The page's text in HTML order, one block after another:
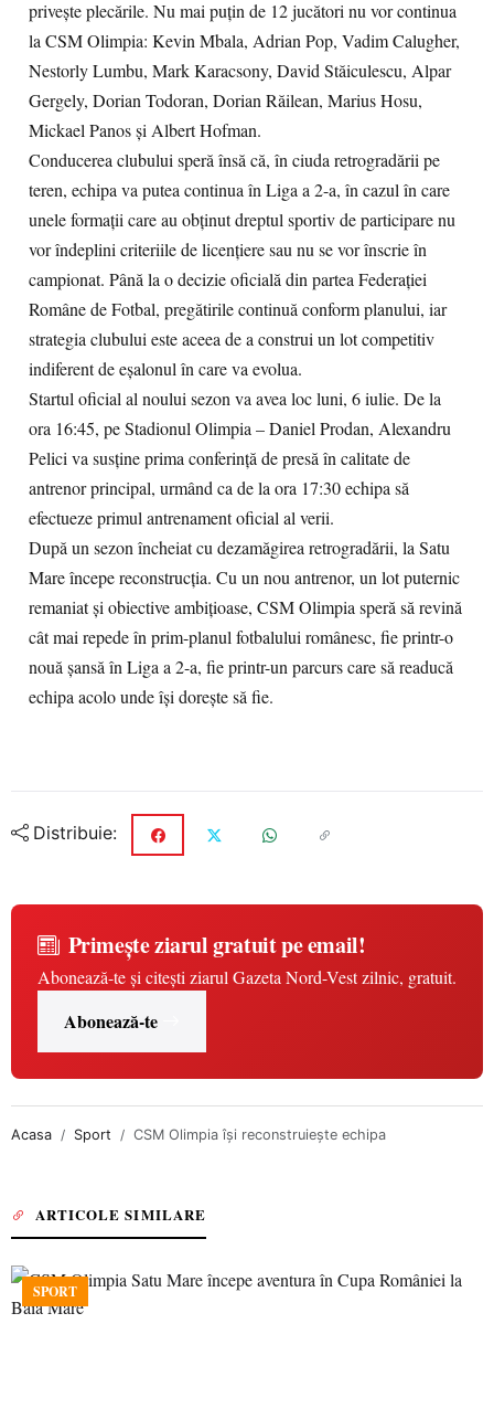
privește plecările. Nu mai puțin de 12 jucători nu vor continua
la CSM Olimpia: Kevin Mbala, Adrian Pop, Vadim Calugher,
Nestorly Lumbu, Mark Karacsony, David Stăiculescu, Alpar
Gergely, Dorian Todoran, Dorian Răilean, Marius Hosu,
Mickael Panos și Albert Hofman.
Conducerea clubului speră însă că, în ciuda retrogradării pe
teren, echipa va putea continua în Liga a 2-a, în cazul în care
unele formații care au obținut dreptul sportiv de participare nu
vor îndeplini criteriile de licențiere sau nu se vor înscrie în
campionat. Până la o decizie oficială din partea Federației
Române de Fotbal, pregătirile continuă conform planului, iar
strategia clubului este aceea de a construi un lot competitiv
indiferent de eșalonul în care va evolua.
Startul oficial al noului sezon va avea loc luni, 6 iulie. De la
ora 16:45, pe Stadionul Olimpia – Daniel Prodan, Alexandru
Pelici va susține prima conferință de presă în calitate de
antrenor principal, urmând ca de la ora 17:30 echipa să
efectueze primul antrenament oficial al verii.
După un sezon încheiat cu dezamăgirea retrogradării, la Satu
Mare începe reconstrucția. Cu un nou antrenor, un lot puternic
remaniat și obiective ambițioase, CSM Olimpia speră să revină
cât mai repede în prim-planul fotbalului românesc, fie printr-o
nouă șansă în Liga a 2-a, fie printr-un parcurs care să readucă
echipa acolo unde își dorește să fie.
Distribuie:
Primește ziarul gratuit pe email!
Abonează-te și citești ziarul Gazeta Nord-Vest zilnic, gratuit.
Abonează-te
Acasa Sport CSM Olimpia își reconstruiește echipa
ARTICOLE SIMILARE
SPORT